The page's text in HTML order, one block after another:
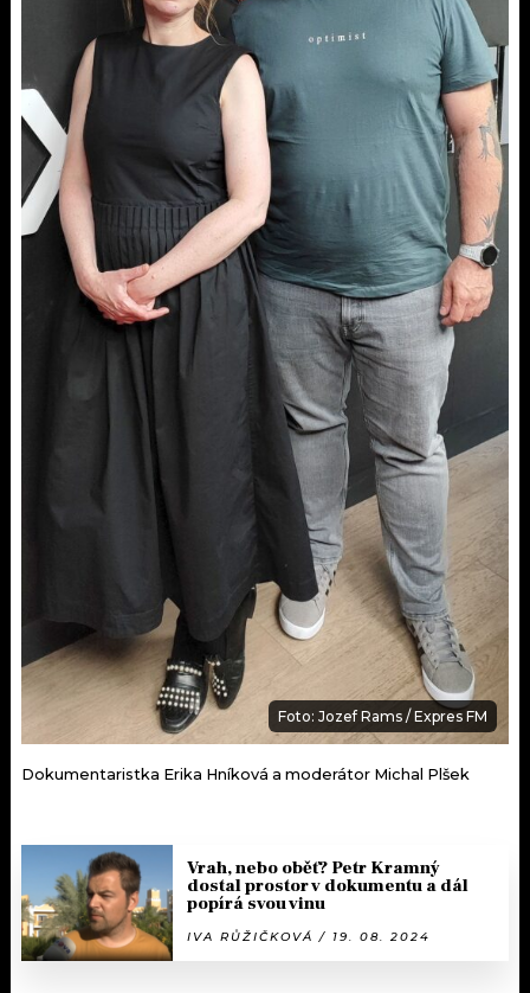
Foto: Jozef Rams / Expres FM
Dokumentaristka Erika Hníková a moderátor Michal Plšek
Vrah, nebo oběť? Petr Kramný
dostal prostor v dokumentu a dál
popírá svou vinu
IVA RŮŽIČKOVÁ / 19. 08. 2024